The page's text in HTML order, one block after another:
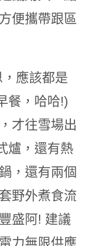
便攜帶跟區
應該都是
餐，哈哈!)
才往雪場出
爐，還有熱
，還有兩個
野外煮食流
盛阿! 建議
力無限供應